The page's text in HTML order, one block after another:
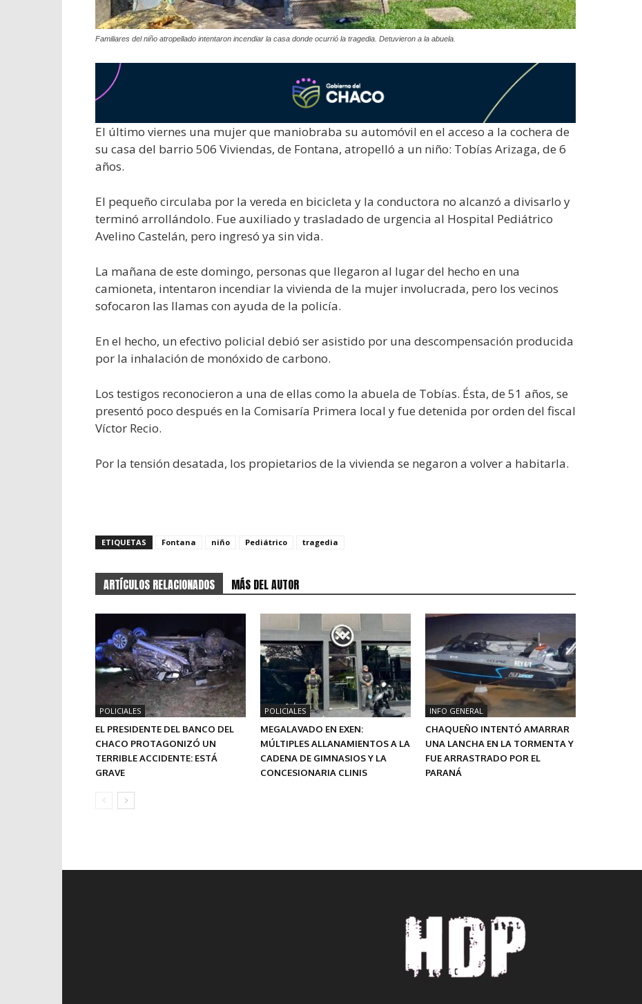
Familiares del niño atropellado intentaron incendiar la casa donde ocurrió la tragedia. Detuvieron a la abuela.
El último viernes una mujer que maniobraba su automóvil en el acceso a la cochera de
su casa del barrio 506 Viviendas, de Fontana, atropelló a un niño: Tobías Arizaga, de 6
años.
El pequeño circulaba por la vereda en bicicleta y la conductora no alcanzó a divisarlo y
terminó arrollándolo. Fue auxiliado y trasladado de urgencia al Hospital Pediátrico
Avelino Castelán, pero ingresó ya sin vida.
La mañana de este domingo, personas que llegaron al lugar del hecho en una
camioneta, intentaron incendiar la vivienda de la mujer involucrada, pero los vecinos
sofocaron las llamas con ayuda de la policía.
En el hecho, un efectivo policial debió ser asistido por una descompensación producida
por la inhalación de monóxido de carbono.
Los testigos reconocieron a una de ellas como la abuela de Tobías. Ésta, de 51 años, se
presentó poco después en la Comisaría Primera local y fue detenida por orden del fiscal
Víctor Recio.
Por la tensión desatada, los propietarios de la vivienda se negaron a volver a habitarla.
ETIQUETAS Fontana niño Pediátrico tragedia
ARTÍCULOS RELACIONADOS MÁS DEL AUTOR
POLICIALES
EL PRESIDENTE DEL BANCO DEL
CHACO PROTAGONIZÓ UN
TERRIBLE ACCIDENTE: ESTÁ
GRAVE
POLICIALES
MEGALAVADO EN EXEN:
MÚLTIPLES ALLANAMIENTOS A LA
CADENA DE GIMNASIOS Y LA
CONCESIONARIA CLINIS
INFO GENERAL
CHAQUEÑO INTENTÓ AMARRAR
UNA LANCHA EN LA TORMENTA Y
FUE ARRASTRADO POR EL
PARANÁ